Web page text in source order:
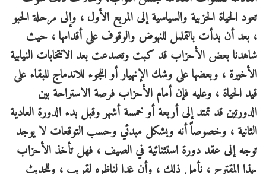
تعود الحياة الحزبية والسياسية إلى المربع الأول ، وإلى مرحلة الحبو
، بعد أن بدأت بالتململ للنهوض والوقوف على أقدامها ، حيث
شاهدنا بعض الأحزاب قد كبت وتصدعت بعد الانتخابات النيابية
الأخيرة ، وبعضها على وشك الإنهيار أو اللجوء للاندماج للبقاء على
قيد الحياة ، وعليه فإن أمام الأحزاب فرصة الاستراحة بين
الدورتين قد تمتد إلى أربعة أو خمسة أشهر وقبل بدء الدورة العادية
الثانية ، وخصوصاً أنه وبشكل مبدئي وحسب التوقعات لا يوجد
توجه إلى عقد دورة استثنائية في الصيف ، فهل تأخذ الأحزاب